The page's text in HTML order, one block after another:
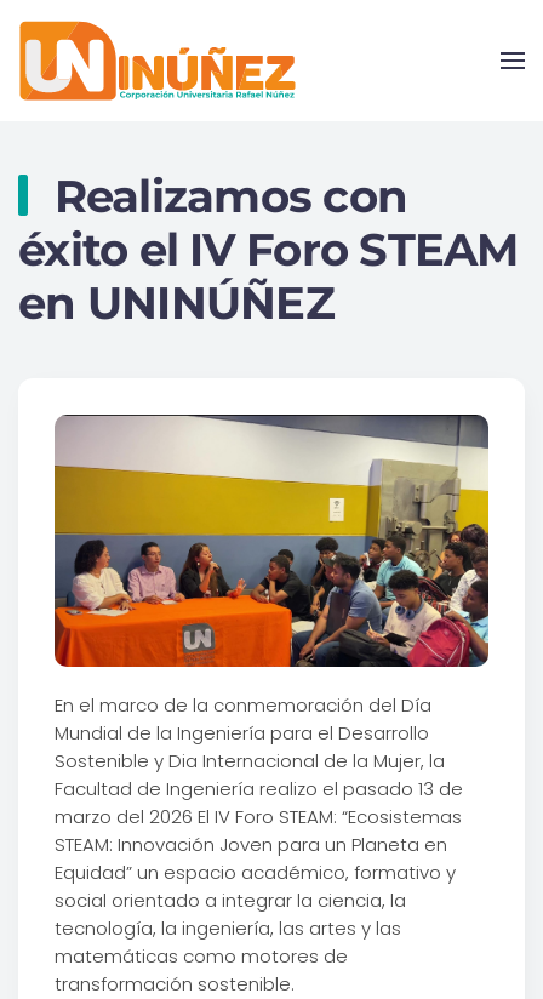
Skip to main content
Realizamos con
éxito el IV Foro STEAM
en UNINÚÑEZ
En el marco de la conmemoración del Día
Mundial de la Ingeniería para el Desarrollo
Sostenible y Dia Internacional de la Mujer, la
Facultad de Ingeniería realizo el pasado 13 de
marzo del 2026 El IV Foro STEAM: “Ecosistemas
STEAM: Innovación Joven para un Planeta en
Equidad” un espacio académico, formativo y
social orientado a integrar la ciencia, la
tecnología, la ingeniería, las artes y las
matemáticas como motores de
transformación sostenible.